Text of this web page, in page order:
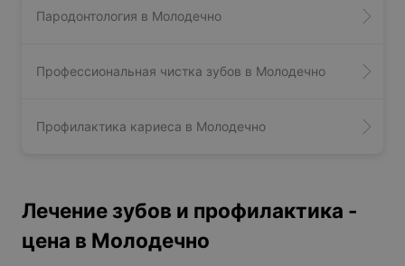
Пародонтология в Молодечно
Профессиональная чистка зубов в Молодечно
Профилактика кариеса в Молодечно
Лечение зубов и профилактика -
цена в Молодечно